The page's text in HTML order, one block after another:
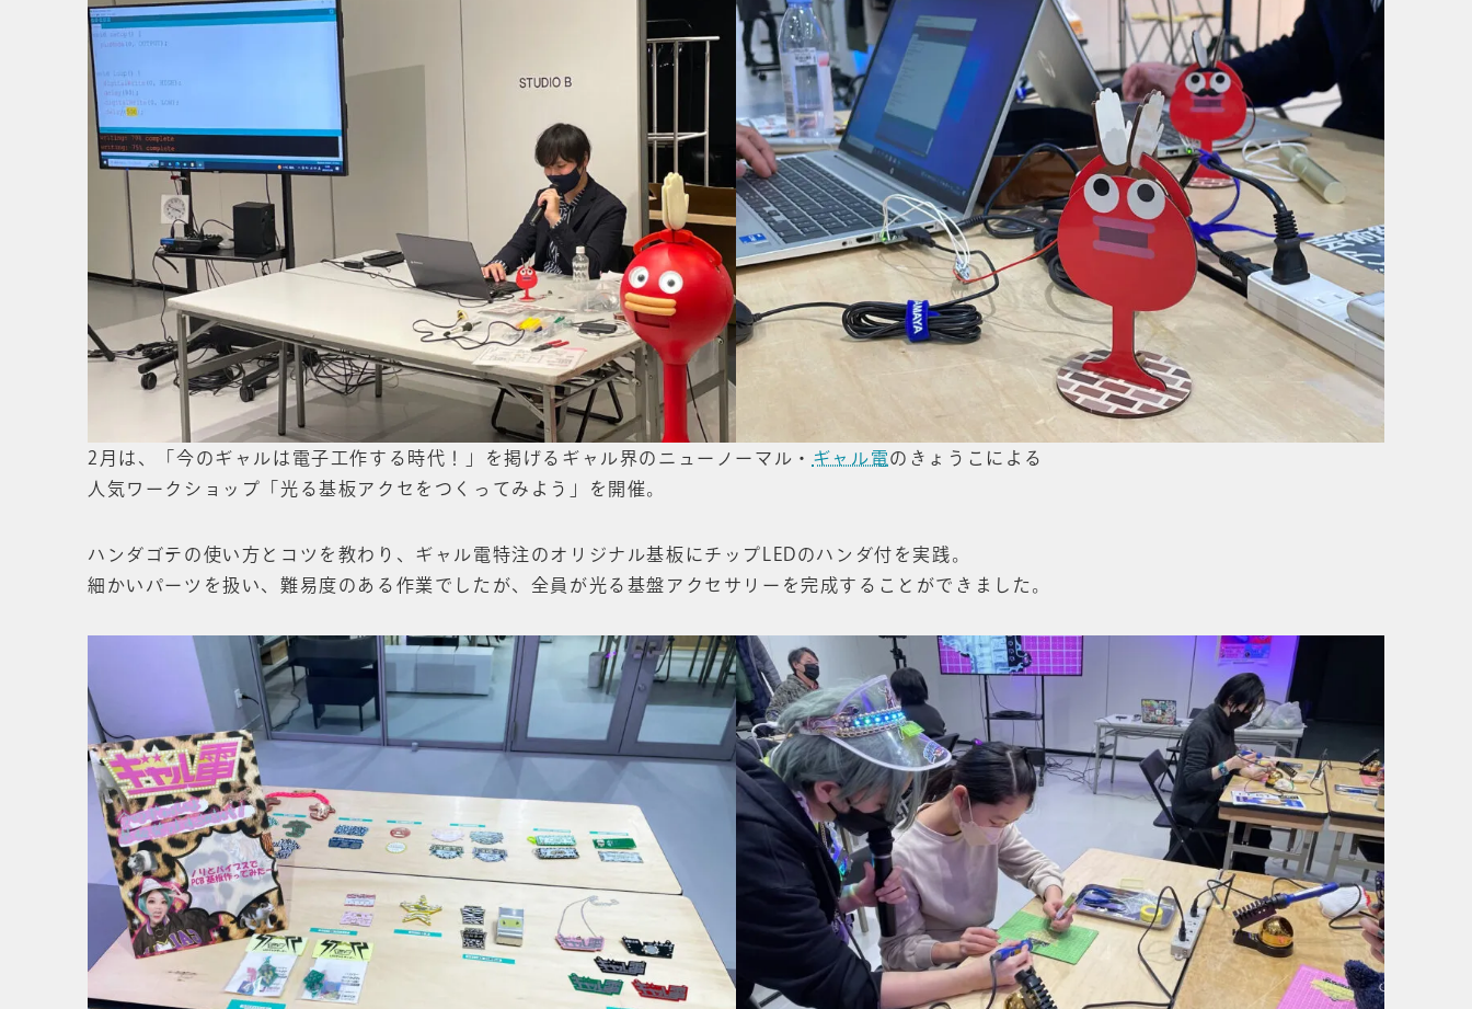
2月は、「今のギャルは電子工作する時代！」を掲げるギャル界のニューノーマル・ ギャル電のきょうこによる
人気ワークショップ「光る基板アクセをつくってみよう」を開催。
ハンダゴテの使い方とコツを教わり、ギャル電特注のオリジナル基板にチップLEDのハンダ付を実践。
細かいパーツを扱い、難易度のある作業でしたが、全員が光る基盤アクセサリーを完成することができました。